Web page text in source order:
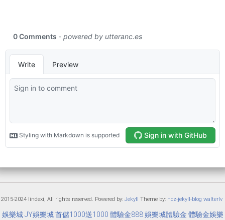
2015-2024 lindexi, All rights reserved. Powered by: Jekyll Theme by: hcz-jekyll-blog walterlv
娛樂城 JY娛樂城 首儲1000送1000 體驗金888 娛樂城體驗金 體驗金娛樂